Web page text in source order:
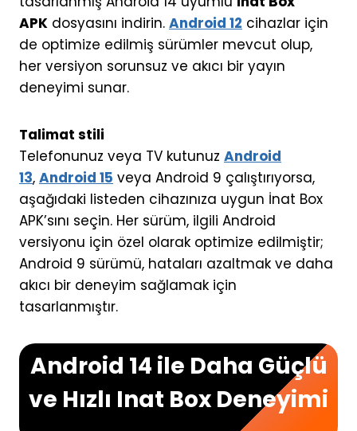
APK dosyasını indirin. Android 12 cihazlar için
de optimize edilmiş sürümler mevcut olup,
her versiyon sorunsuz ve akıcı bir yayın
deneyimi sunar.
Talimat stili
Telefonunuz veya TV kutunuz Android
13, Android 15 veya Android 9 çalıştırıyorsa,
aşağıdaki listeden cihazınıza uygun İnat Box
APK’sını seçin. Her sürüm, ilgili Android
versiyonu için özel olarak optimize edilmiştir;
Android 9 sürümü, hataları azaltmak ve daha
akıcı bir deneyim sağlamak için
tasarlanmıştır.
Android 14 ile Daha Güçlü
ve Hızlı Inat Box Deneyimi